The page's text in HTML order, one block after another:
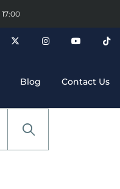
Blog Contact Us